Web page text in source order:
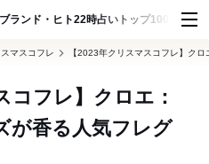
ブランド・ヒト22時占い トップ100 スナッ
マスコフレ 【2023年クリスマスコフレ】ク
コフレ】クロエ：
が香る人気フレグ